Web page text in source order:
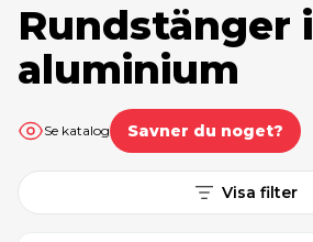
Rundstänger i
aluminium
Se katalog Savner du noget?
Visa filter